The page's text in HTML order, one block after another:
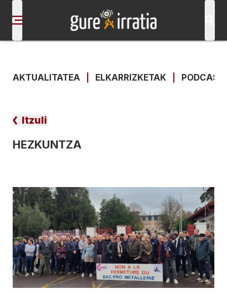
AKTUALITATEA ELKARRIZKETAK
Itzuli
HEZKUNTZA